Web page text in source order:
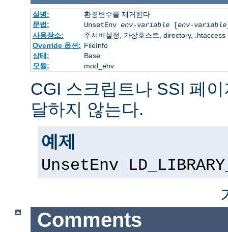
설명:
환경변수를 제거한다
문법:
UnsetEnv env-variable[env-variable
사용장소:
주서버설정, 가상호스트, directory, .htaccess
Override 옵션: FileInfo
상태:
Base
모듈:
mod_env
CGI 스크립트나 SSI 페
달하지 않는다.
예제
UnsetEnv
Comments